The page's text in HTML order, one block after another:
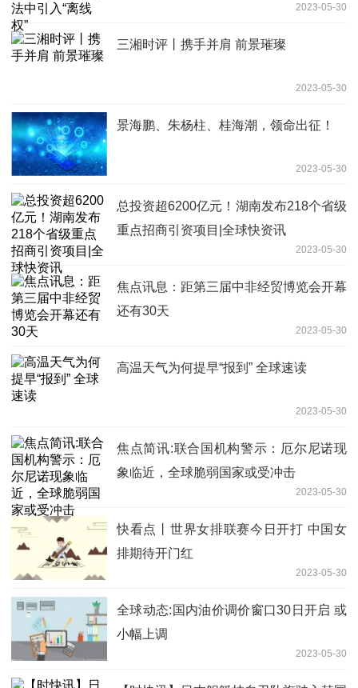
2023-05-30
三湘时评丨携手并肩 前景璀璨
2023-05-30
景海鹏、朱杨柱、桂海潮，领命出征！
2023-05-30
总投资超6200亿元！湖南发布218个省级
重点招商引资项目|全球快资讯
2023-05-30
焦点讯息：距第三届中非经贸博览会开幕
还有30天
2023-05-30
高温天气为何提早“报到” 全球速读
2023-05-30
焦点简讯:联合国机构警示：厄尔尼诺现
象临近，全球脆弱国家或受冲击
2023-05-30
快看点丨世界女排联赛今日开打 中国女
排期待开门红
2023-05-30
全球动态:国内油价调价窗口30日开启 或
小幅上调
2023-05-30